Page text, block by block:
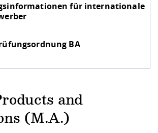
für internationale
BA
and
(M.A.)